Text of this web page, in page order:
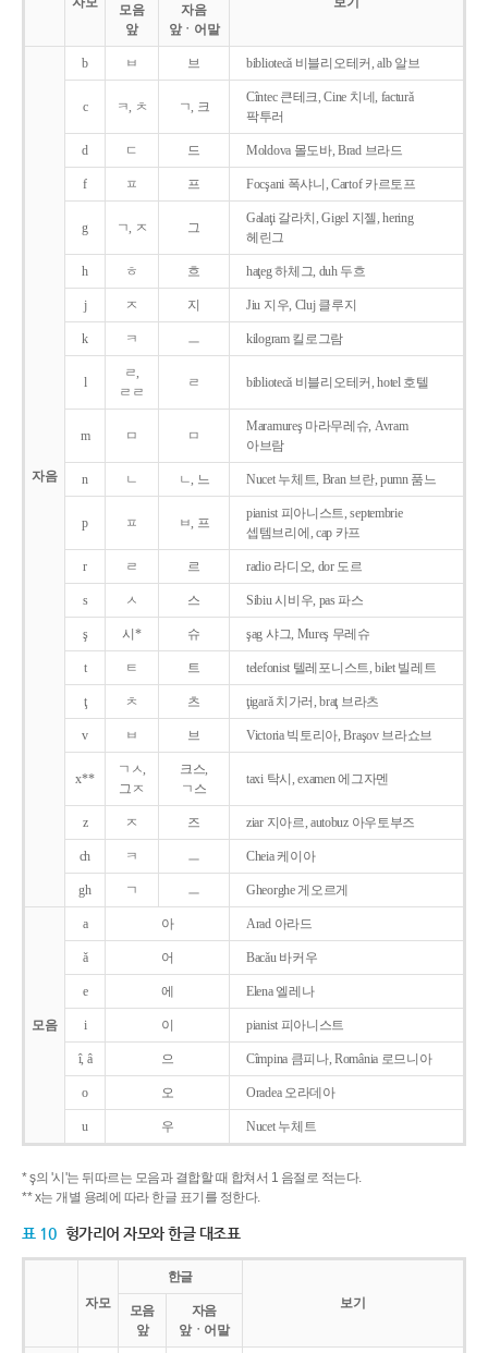
모음
앞
자음
앞ㆍ어말
자음
b ㅂ 브 bibliotecǎ 비블리오테커, alb 알브
c ㅋ, ㅊ ㄱ, 크
Cîntec 큰테크, Cine 치네, facturǎ
팍투러
d ㄷ 드 Moldova 몰도바, Brad 브라드
f ㅍ 프 Focşani 폭샤니, Cartof 카르토프
g ㄱ, ㅈ 그
Galaţi 갈라치, Gigel 지젤, hering
헤린그
h ㅎ 흐 haţeg 하체그, duh 두흐
j ㅈ 지 Jiu 지우, Cluj 클루지
k ㅋ ㅡ kilogram 킬로그람
l
ㄹ,
ㄹㄹ
ㄹ bibliotecǎ 비블리오테커, hotel 호텔
m ㅁ ㅁ
Maramureş 마라무레슈, Avram
아브람
n ㄴ ㄴ, 느 Nucet 누체트, Bran 브란, pumn 품느
p ㅍ ㅂ, 프
pianist 피아니스트, septembrie
셉템브리에, cap 카프
r ㄹ 르 radio 라디오, dor 도르
s ㅅ 스 Sibiu 시비우, pas 파스
ş 시* 슈 şag 샤그, Mureş 무레슈
t ㅌ 트 telefonist 텔레포니스트, bilet 빌레트
ţ ㅊ 츠 ţigarǎ 치가러, braţ 브라츠
v ㅂ 브 Victoria 빅토리아, Braşov 브라쇼브
x**
ㄱㅅ,
그ㅈ
크스,
ㄱ스
taxi 탁시, examen 에그자멘
z ㅈ 즈 ziar 지아르, autobuz 아우토부즈
ch ㅋ ㅡ Cheia 케이아
gh ㄱ ㅡ Gheorghe 게오르게
모음
a 아 Arad 아라드
ǎ 어 Bacǎu 바커우
e 에 Elena 엘레나
i 이 pianist 피아니스트
î, â 으 Cîmpina 큼피나, România 로므니아
o 오 Oradea 오라데아
u 우 Nucet 누체트
* ş의 '시'는 뒤따르는 모음과 결합할 때 합쳐서 1 음절로 적는다.
** x는 개별 용례에 따라 한글 표기를 정한다.
표 10 헝가리어 자모와 한글 대조표
자모
한글
보기
모음
앞
자음
앞ㆍ어말